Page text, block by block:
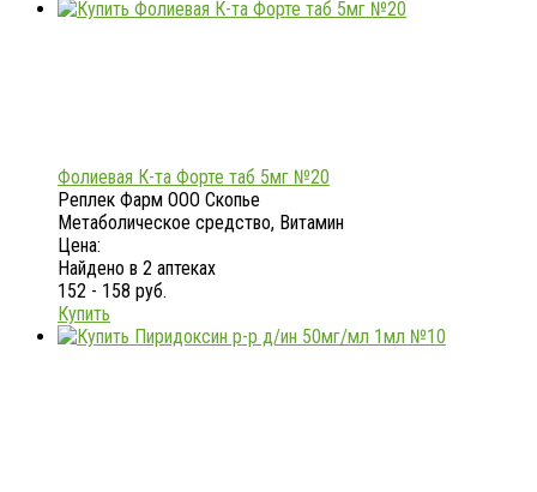
Фолиевая К-та Форте таб 5мг №20
Реплек Фарм ООО Скопье
Метаболическое средство, Витамин
Цена:
Найдено в 2 аптеках
152 - 158 руб.
Купить